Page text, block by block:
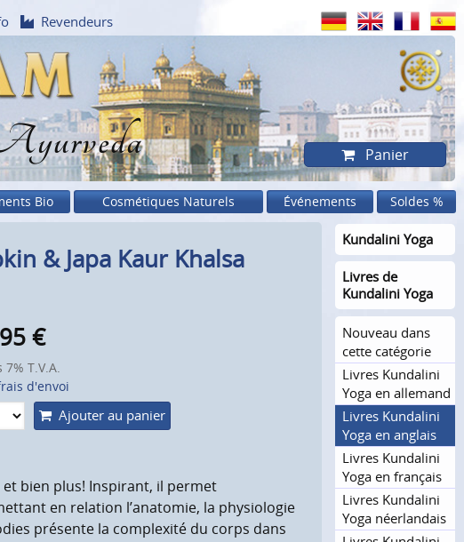
Revendeurs
Panier
Bio Cosmétiques Naturels Événements Soldes %
& Japa Kaur Khalsa
€
T.V.A.
d'envoi
Ajouter au panier
bien plus! Inspirant, il permet
en relation l’anatomie, la physiologie
présente la complexité du corps dans
Kundalini Yoga
Livres de
Kundalini Yoga
Nouveau dans
cette catégorie
Livres Kundalini
Yoga en allemand
Livres Kundalini
Yoga en anglais
Livres Kundalini
Yoga en français
Livres Kundalini
Yoga néerlandais